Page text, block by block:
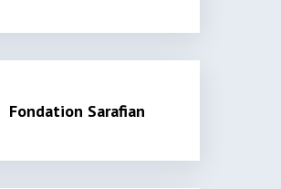
Fondation Sarafian